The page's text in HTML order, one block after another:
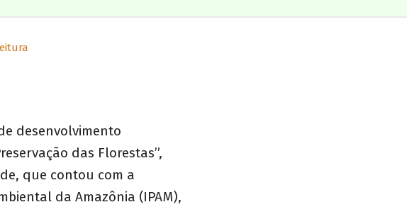
desenvolvimento
das Florestas”,
que contou com a
da Amazônia (IPAM),